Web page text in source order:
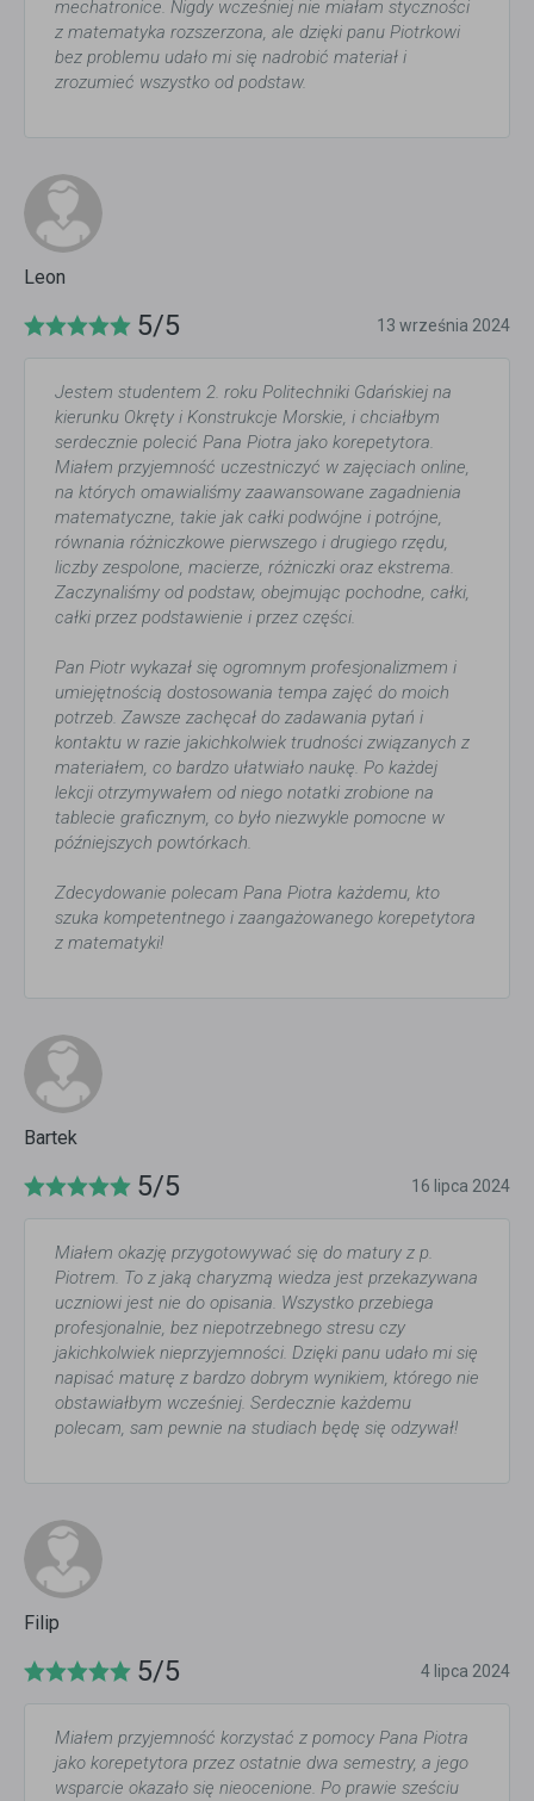
mechatronice. Nigdy wcześniej nie miałam styczności
z matematyka rozszerzona, ale dzięki panu Piotrkowi
bez problemu udało mi się nadrobić materiał i
zrozumieć wszystko od podstaw.
Leon
5/5 13 września 2024
Jestem studentem 2. roku Politechniki Gdańskiej na
kierunku Okręty i Konstrukcje Morskie, i chciałbym
serdecznie polecić Pana Piotra jako korepetytora.
Miałem przyjemność uczestniczyć w zajęciach online,
na których omawialiśmy zaawansowane zagadnienia
matematyczne, takie jak całki podwójne i potrójne,
równania różniczkowe pierwszego i drugiego rzędu,
liczby zespolone, macierze, różniczki oraz ekstrema.
Zaczynaliśmy od podstaw, obejmując pochodne, całki,
całki przez podstawienie i przez części.
Pan Piotr wykazał się ogromnym profesjonalizmem i
umiejętnością dostosowania tempa zajęć do moich
potrzeb. Zawsze zachęcał do zadawania pytań i
kontaktu w razie jakichkolwiek trudności związanych z
materiałem, co bardzo ułatwiało naukę. Po każdej
lekcji otrzymywałem od niego notatki zrobione na
tablecie graficznym, co było niezwykle pomocne w
późniejszych powtórkach.
Zdecydowanie polecam Pana Piotra każdemu, kto
szuka kompetentnego i zaangażowanego korepetytora
z matematyki!
Bartek
5/5 16 lipca 2024
Miałem okazję przygotowywać się do matury z p.
Piotrem. To z jaką charyzmą wiedza jest przekazywana
uczniowi jest nie do opisania. Wszystko przebiega
profesjonalnie, bez niepotrzebnego stresu czy
jakichkolwiek nieprzyjemności. Dzięki panu udało mi się
napisać maturę z bardzo dobrym wynikiem, którego nie
obstawiałbym wcześniej. Serdecznie każdemu
polecam, sam pewnie na studiach będę się odzywał!
Filip
5/5 4 lipca 2024
Miałem przyjemność korzystać z pomocy Pana Piotra
jako korepetytora przez ostatnie dwa semestry, a jego
wsparcie okazało się nieocenione. Po prawie sześciu